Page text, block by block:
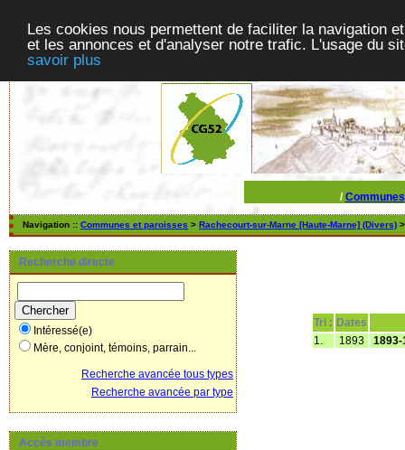
Les cookies nous permettent de faciliter la navigation
et les annonces et d'analyser notre trafic. L'usage du
savoir plus
/Communes
Navigation :: Communes et paroisses > Rachecourt-sur-Marne [Haute-Marne] (Divers)
Recherche directe
Intéressé(e)
Mère, conjoint, témoins, parrain...
Recherche avancée tous types
Recherche avancée par type
Accès membre
Tri : Dates
1.
1893 1893-